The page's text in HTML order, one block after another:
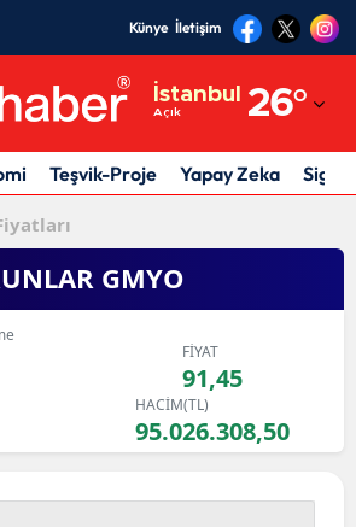
Künye İletişim
İstanbul
Açık 26°
Adıyaman
Afyonkarahisar
Amasya
Antalya
Artvin
Teşvik-Proje Yapay Zeka
GMYO
FİYAT
91,45
HACİM(TL)
95.026.308,50